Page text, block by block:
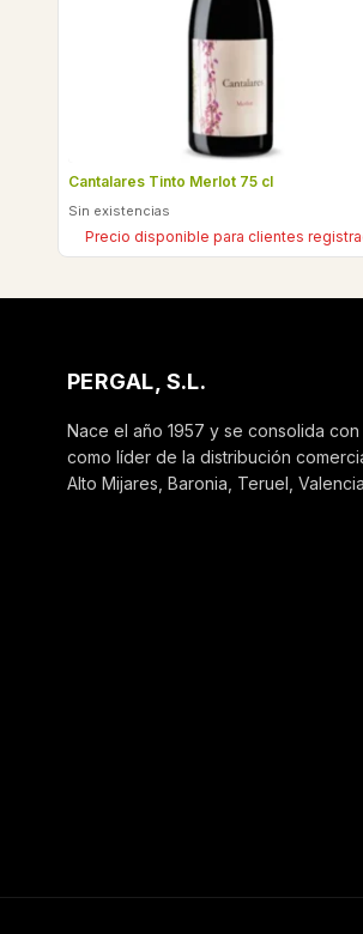
Cantalares Tinto Merlot 75 cl
Sin existencias
Precio disponible para clientes
PERGAL, S.L.
Nace el año 1957 y se consolida
como líder de la distribución
Alto Mijares, Baronia, Teruel,